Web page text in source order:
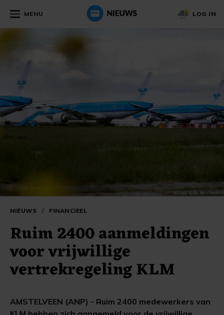
MENU LOG IN
NIEUWS / FINANCIEEL
Ruim 2400 aanmeldingen
voor vrijwillige
vertrekregeling KLM
AMSTELVEEN (ANP) - Ruim 2400 medewerkers van